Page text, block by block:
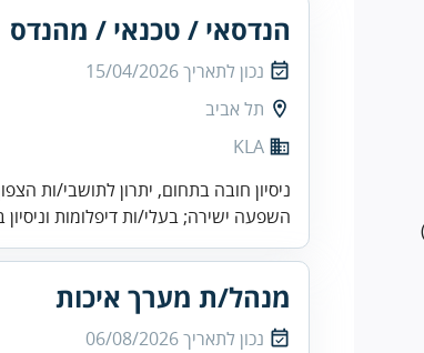
הנדסאי / טכנאי / מהנדס
נכון לתאריך15/04/2026
תל אביב
KLA
ניסיון חובה בתחום, יתרון לתושבי/ות
השפעה ישירה; בעלי/ות דיפלומות וניסיון
מנהל/ת מערך איכות
נכון לתאריך06/08/2026